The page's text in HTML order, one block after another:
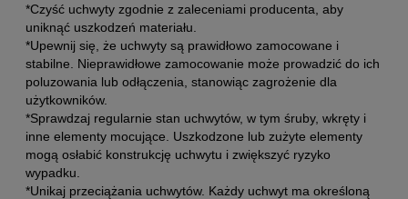
*Czyść uchwyty zgodnie z zaleceniami producenta, aby
uniknąć uszkodzeń materiału.
*Upewnij się, że uchwyty są prawidłowo zamocowane i
stabilne. Nieprawidłowe zamocowanie może prowadzić do ich
poluzowania lub odłączenia, stanowiąc zagrożenie dla
użytkowników.
*Sprawdzaj regularnie stan uchwytów, w tym śruby, wkręty i
inne elementy mocujące. Uszkodzone lub zużyte elementy
mogą osłabić konstrukcję uchwytu i zwiększyć ryzyko
wypadku.
*Unikaj przeciążania uchwytów. Każdy uchwyt ma określoną